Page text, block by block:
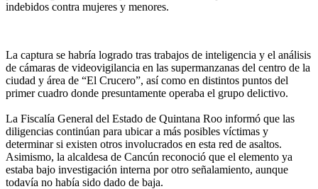
indebidos contra mujeres y menores.
La captura se habría logrado tras trabajos de inteligencia y el análisis
de cámaras de videovigilancia en las supermanzanas del centro de la
ciudad y área de “El Crucero”, así como en distintos puntos del
primer cuadro donde presuntamente operaba el grupo delictivo.
La Fiscalía General del Estado de Quintana Roo informó que las
diligencias continúan para ubicar a más posibles víctimas y
determinar si existen otros involucrados en esta red de asaltos.
Asimismo, la alcaldesa de Cancún reconoció que el elemento ya
estaba bajo investigación interna por otro señalamiento, aunque
todavía no había sido dado de baja.